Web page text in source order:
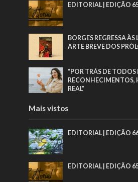
EDITORIAL | EDIÇÃO
BORGES REGRESSA
ARTE BREVE DOS
“POR TRÁS DE TODOS
RECONHECIMENTOS,
REAL”
Mais vistos
EDITORIAL | EDIÇÃO
EDITORIAL | EDIÇÃO